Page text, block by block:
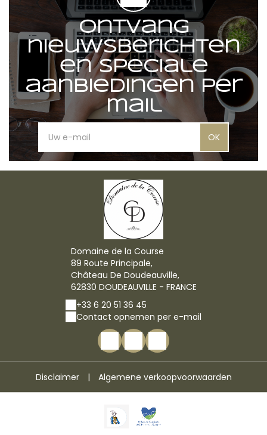
Ontvang
nieuwsberichten
en speciale
aanbiedingen per
mail
OK
Domaine de la Course
89 Route Principale,
Château De Doudeauville,
62830 DOUDEAUVILLE - FRANCE
+33 6 20 51 36 45
Contact opnemen per e-mail
Disclaimer | Algemene verkoopvoorwaarden